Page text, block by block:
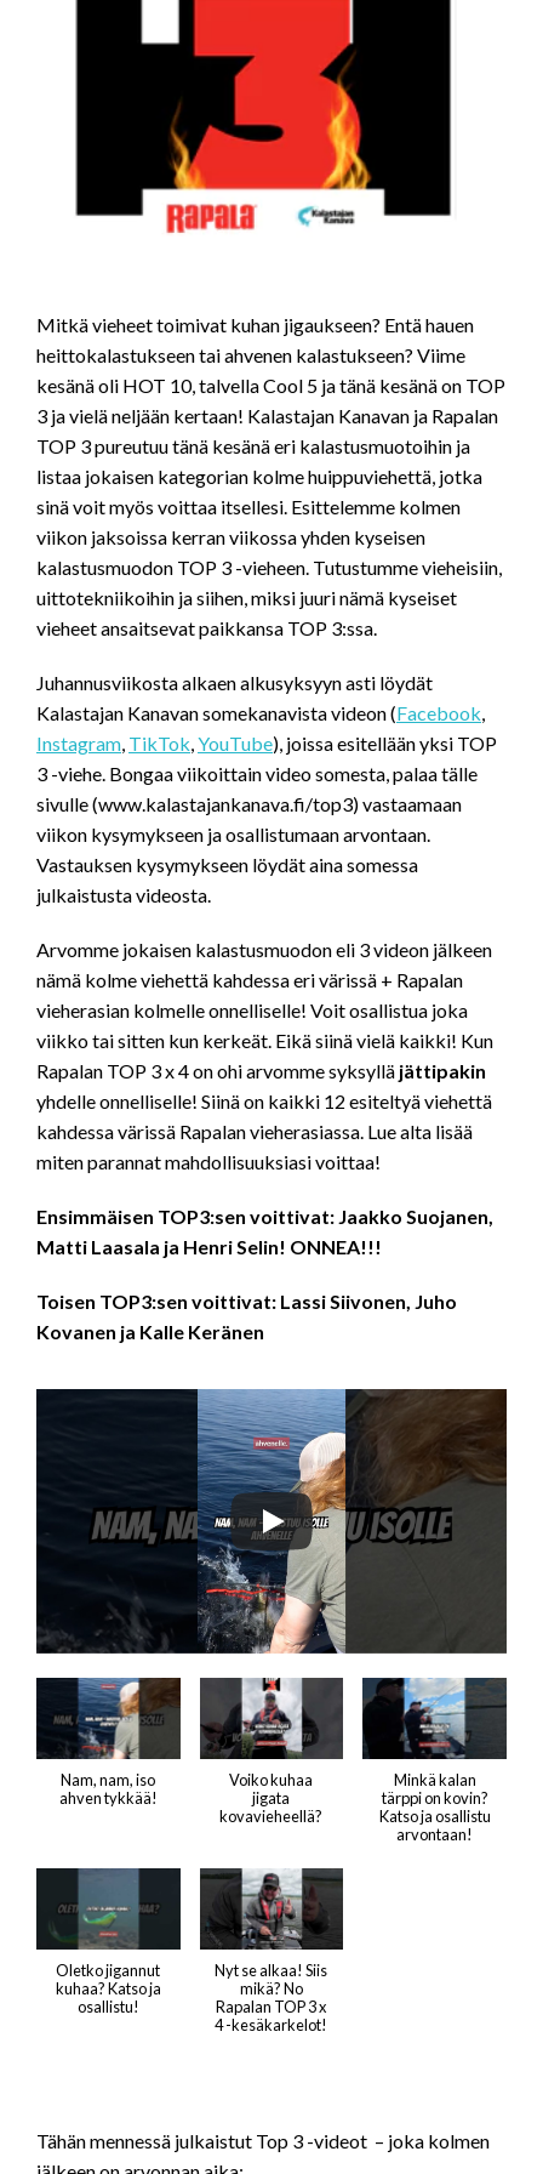
Mitkä vieheet toimivat kuhan jigaukseen? Entä hauen
heittokalastukseen tai ahvenen kalastukseen? Viime
kesänä oli HOT 10, talvella Cool 5 ja tänä kesänä on TOP
3 ja vielä neljään kertaan! Kalastajan Kanavan ja Rapalan
TOP 3 pureutuu tänä kesänä eri kalastusmuotoihin ja
listaa jokaisen kategorian kolme huippuviehettä, jotka
sinä voit myös voittaa itsellesi. Esittelemme kolmen
viikon jaksoissa kerran viikossa yhden kyseisen
kalastusmuodon TOP 3 -vieheen. Tutustumme vieheisiin,
uittotekniikoihin ja siihen, miksi juuri nämä kyseiset
vieheet ansaitsevat paikkansa TOP 3:ssa.
Juhannusviikosta alkaen alkusyksyyn asti löydät
Kalastajan Kanavan somekanavista videon (Facebook,
Instagram, TikTok,YouTube), joissa esitellään yksi TOP
3 -viehe. Bongaa viikoittain video somesta, palaa tälle
sivulle (www.kalastajankanava.fi/top3) vastaamaan
viikon kysymykseen ja osallistumaan arvontaan.
Vastauksen kysymykseen löydät aina somessa
julkaistusta videosta.
Arvomme jokaisen kalastusmuodon eli 3 videon jälkeen
nämä kolme viehettä kahdessa eri värissä + Rapalan
vieherasian kolmelle onnelliselle! Voit osallistua joka
viikko tai sitten kun kerkeät. Eikä siinä vielä kaikki! Kun
Rapalan TOP 3 x 4 on ohi arvomme syksyllä jättipakin
yhdelle onnelliselle! Siinä on kaikki 12 esiteltyä viehettä
kahdessa värissä Rapalan vieherasiassa. Lue alta lisää
miten parannat mahdollisuuksiasi voittaa!
Ensimmäisen TOP3:sen voittivat: Jaakko Suojanen,
Matti Laasala ja Henri Selin! ONNEA!!!
Toisen TOP3:sen voittivat: Lassi Siivonen, Juho
Kovanen ja Kalle Keränen
Nam, nam, iso
ahven tykkää!
Voiko kuhaa
jigata
kovavieheellä?
Minkä kalan
tärppi on kovin?
Katso ja osallistu
arvontaan!
Oletko jigannut
kuhaa? Katso ja
osallistu!
Nyt se alkaa! Siis
mikä? No
Rapalan TOP 3 x
4 -kesäkarkelot!
Tähän mennessä julkaistut Top 3 -videot – joka kolmen